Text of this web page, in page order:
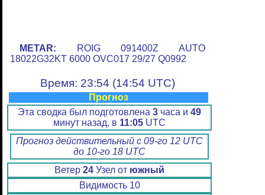
METAR: ROIG 091400Z AUTO
18022G32KT 6000 OVC017 29/27 Q0992
Время: 23:54 (14:54 UTC)
Прогноз
Эта сводка был подготовлена 3 часа и 49
минут назад, в 11:05 UTC
Прогноз действительный с 09-го 12 UTC
до 10-го 18 UTC
Ветер 24 Узел от южный
Видимость 10